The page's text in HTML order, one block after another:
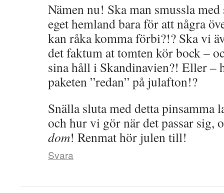
Nämen nu! Ska man smussla
eget hemland bara för att några
kan råka komma förbi?!? Ska vi
det faktum at tomten kör bock –
sina håll i Skandinavien?! Eller –
paketen ”redan” på julafton!?
Snälla sluta med detta pinsamma
och hur vi gör när det passar sig,
dom! Renmat hör julen till!
Svara